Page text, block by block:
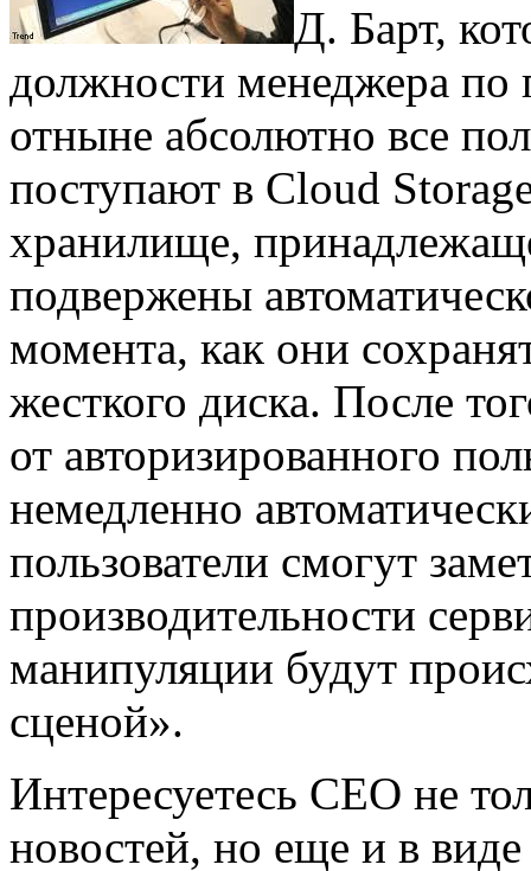
Д. Барт,
должности менеджера по
отныне абсолютно все
поступают в Cloud
хранилище,
подвержены
момента, как они
жесткого диска. После
от авторизированного
немедленно
пользователи смогут
производительности
манипуляции будут
сценой».
Интересуетесь СЕО не
новостей, но еще и в